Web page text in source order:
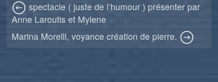
spectacle ( juste de l’humour ) présenter par
Anne Laroutis et Mylene
Marina Morelli, voyance création de pierre.